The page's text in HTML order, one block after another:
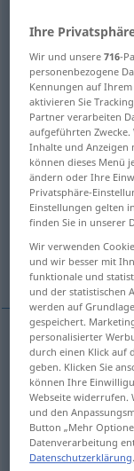
Möglichkeit,
Chance,
Gelegenheit,
lassen
Risiko
Menge, Anzahl
Zufallm chance
chance → siehe „
Ihre
Wir und unsere716-
personenbezogene
Kennungen auf
aktivieren Sie
Partner verarbeiten
aufgeführten
Inhalte und Anzeigen
können dieses Menü
ändern oder Ihre
Privatsphäre-
Einstellungen gelten
finden Sie in unserer
Wir verwenden
und wir besser mit
funktionale und
und der statistischen
werden auf
gespeichert.
personalisierter
durch einen Klick auf
geben. Klicken Sie
können Ihre
Webseite widerrufen.
und den
Button „Mehr
Datenverarbeitung
Datenschutzerklärung